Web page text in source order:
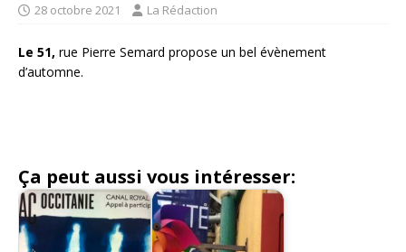
28 octobre 2021 La Rédaction
Le 51, rue Pierre Semard propose un bel évènement
d’automne.
Ça peut aussi vous intéresser: